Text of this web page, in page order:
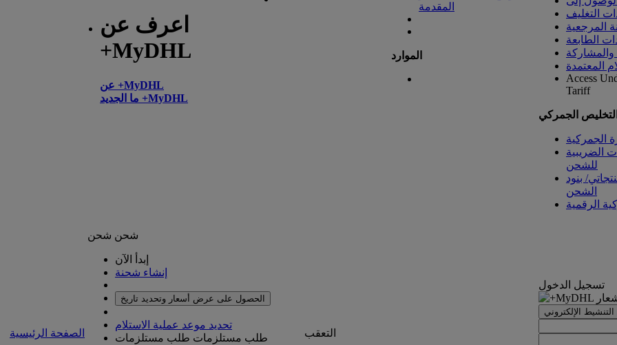
اعرف عن
+MyDHL
عن +MyDHL
ما الجديد +MyDHL
المقدمة
الموارد
التغليف
المرجعية
الطابعة
والمشاركة
المعتمدة
Access
Tariff
الجمركي
الجمركية
الضريبية
للشحن
بنود
الشحن
الرقمية
الصفحة الرئيسية
شحن شحن
إبدأ الآن
إنشاء شحنة
الحصول على عرض أسعار وتحديد تاريخ
تحديد موعد عملية الاستلام
طلب مستلزمات طلب مستلزمات التعقب
تسجيل الدخول
الإلكتروني